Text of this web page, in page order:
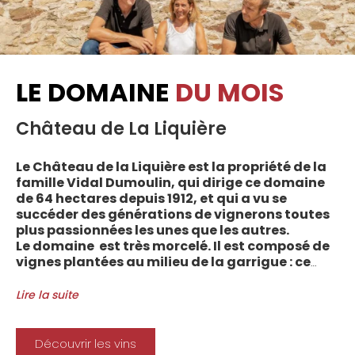
LE DOMAINE DU MOIS
Château de La Liquière
Le Château de la Liquière est la propriété de la
famille Vidal Dumoulin, qui dirige ce domaine
de 64 hectares depuis 1912, et qui a vu se
succéder des générations de vignerons toutes
plus passionnées les unes que les autres.
Le domaine est très morcelé. Il est composé de
vignes plantées au milieu de la garrigue : ce
entre les villages d’Autignac, Caussiniojouls,
l’Appellation. La grande majorité des parcelles,
sur sols de schistes, font face au sud, à la
Lire la suite
Découvrir les vins